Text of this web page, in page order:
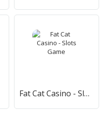
Fat Cat Casino - Slots Game